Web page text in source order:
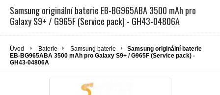
Samsung originální baterie EB-BG965ABA 3500 mAh pro
Galaxy S9+ / G965F (Service pack) - GH43-04806A
Úvod Baterie Samsung baterie
Samsung originální baterie
EB-BG965ABA 3500 mAh pro Galaxy S9+ / G965F (Service pack) -
GH43-04806A